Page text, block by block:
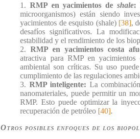
1.RMP en yacimientos de shale:
microorganismos) están siendo
yacimientos de esquisto (shale) [38],
desafíos significativos. La
estabilidad y el rendimiento de los
2.RMP en yacimientos costa
atractiva para RMP en
ambiental son críticas. Su uso
cumplimiento de las regulaciones
3. RMP inteligente: La
nanomateriales, puede permitir un
RMP. Esto puede optimizar la
recuperación de petróleo [40].
Otros posibles enfoques de los